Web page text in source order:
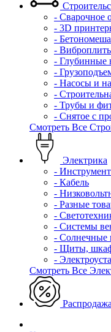
- Сварочное
- 3D
-
-
- Глубинные
-
- Насосы и
-
- Трубы и
- Снятое с
Смотреть Все
Электрика
-
- Кабель
-
- Разные
-
- Системы
- Солнечные
- Щиты,
-
Смотреть Все
Распродажа